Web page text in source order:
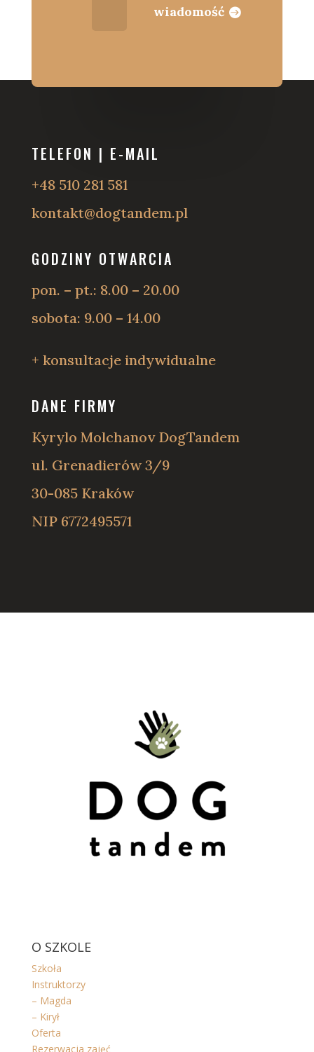
wiadomość
TELEFON | E-MAIL
+48 510 281 581
kontakt@dogtandem.pl
GODZINY OTWARCIA
pon. – pt.: 8.00 – 20.00
sobota: 9.00 – 14.00
+ konsultacje indywidualne
DANE FIRMY
Kyrylo Molchanov DogTandem
ul. Grenadierów 3/9
30-085 Kraków
NIP 6772495571
O SZKOLE
Szkoła
Instruktorzy
– Magda
– Kirył
Oferta
Rezerwacja zajęć